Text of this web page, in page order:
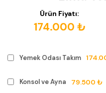
Ürün Fiyatı:
174.000 ₺
Yemek Odası Takım
Konsol ve Ayna 79.500 ₺